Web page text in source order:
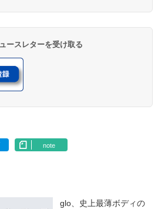
ースレターを受け取る
note
glo、史上最薄ボディの